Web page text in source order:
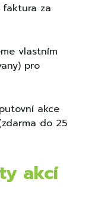
faktura za
vlastním
pro
akce
do 25
akcí